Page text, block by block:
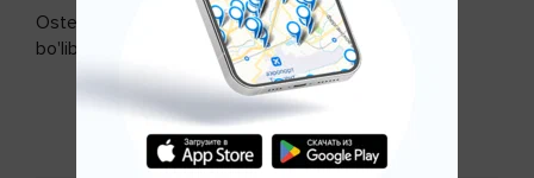
Osteoartroz - bo'g'imlarning keng tarqalgan kasalligi
bo'lib, so'ngi paytda osteoartroz kasalligi sonining
ko'payishi tendentsiyasi mavjud...
DAVOMINI O'QISH